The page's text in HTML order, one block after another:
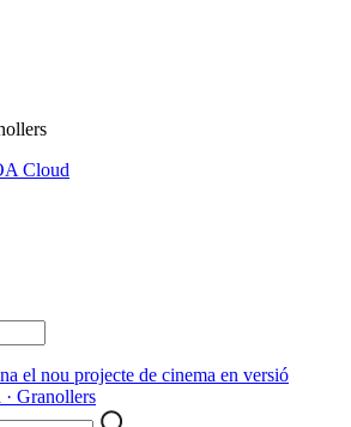
Cloud
el nou projecte de cinema en versió
Granollers